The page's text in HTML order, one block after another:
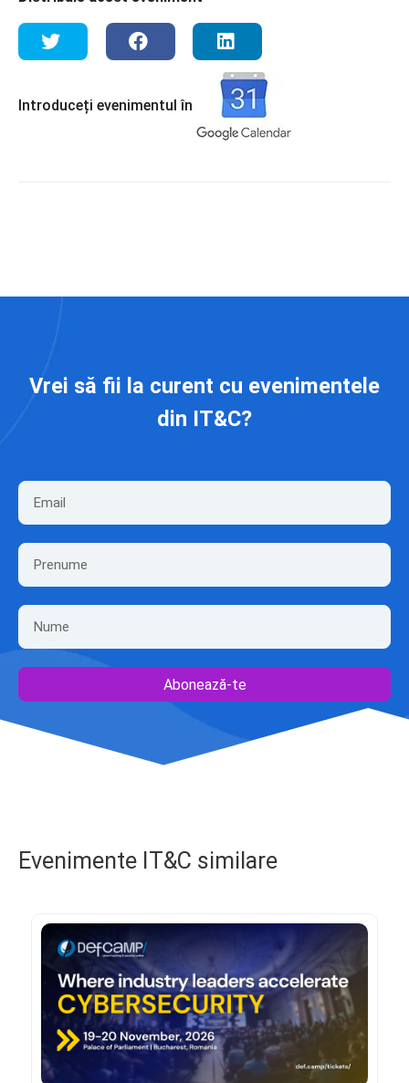
Introduceți evenimentul în
Vrei să fii la curent cu evenimentele
din IT&C?
Abonează-te
Evenimente IT&C similare